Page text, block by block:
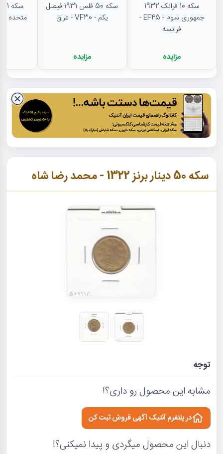
سکه 10 فرانک 1932
جمهوری سوم - EF45 -
فرانسه
مزایده
سکه 50 فلس 1931 فیصل
یکم - VF30 - عراق
مزایده
متحده - MS62 - مکزیک
سکه 50 دینار برنز 1322 - محمد رضا شاه
توجه
مشابه این محصول رو داری؟!
در پلتفرم آنتیک آگهی فروش ثبت کن
دنبال این محصول میگردی و پیدا نمیکنی؟!